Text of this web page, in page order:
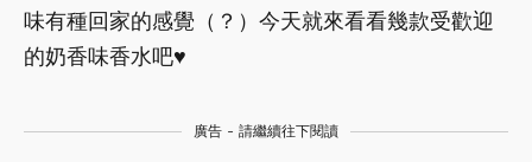
味有種回家的感覺（？）今天就來看看幾款受歡迎
的奶香味香水吧♥
廣告 - 請繼續往下閱讀